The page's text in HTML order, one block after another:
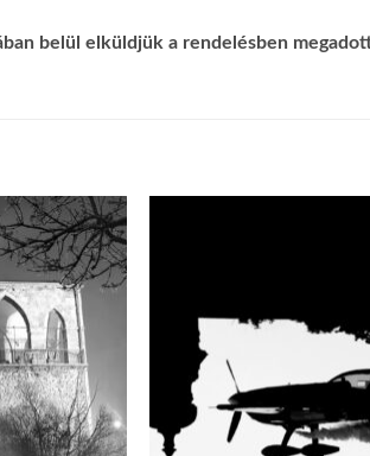
belül elküldjük a rendelésben